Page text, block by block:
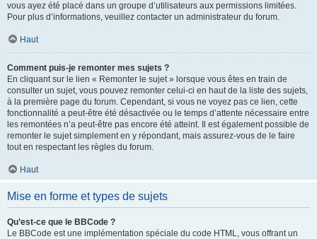
vous ayez été placé dans un groupe d’utilisateurs aux permissions limitées.
Pour plus d’informations, veuillez contacter un administrateur du forum.
Haut
Comment puis-je remonter mes sujets ?
En cliquant sur le lien « Remonter le sujet » lorsque vous êtes en train de
consulter un sujet, vous pouvez remonter celui-ci en haut de la liste des sujets,
à la première page du forum. Cependant, si vous ne voyez pas ce lien, cette
fonctionnalité a peut-être été désactivée ou le temps d’attente nécessaire entre
les remontées n’a peut-être pas encore été atteint. Il est également possible de
remonter le sujet simplement en y répondant, mais assurez-vous de le faire
tout en respectant les règles du forum.
Haut
Mise en forme et types de sujets
Qu’est-ce que le BBCode ?
Le BBCode est une implémentation spéciale du code HTML, vous offrant un